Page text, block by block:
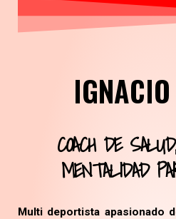
COACH DE
MENTALIDAD
Multi deportista apasionado